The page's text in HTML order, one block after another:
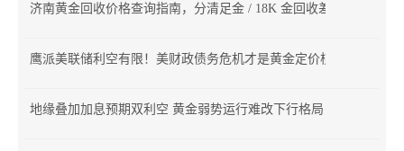
济南黄金回收价格查询指南，分清足金 / 18K 金回收差价
鹰派美联储利空有限！美财政债务危机才是黄金定价核心
地缘叠加加息预期双利空 黄金弱势运行难改下行格局